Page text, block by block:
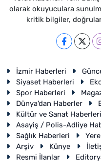
olarak okuyuculara
kritik bilgiler,
İzmir Haberleri
Siyaset Haberleri
Spor Haberleri
Dünya'dan Haberler
Kültür ve Sanat Haberleri
Asayiş / Polis-Adliye
Sağlık Haberleri
Arşiv
Künye
Resmi İlanlar